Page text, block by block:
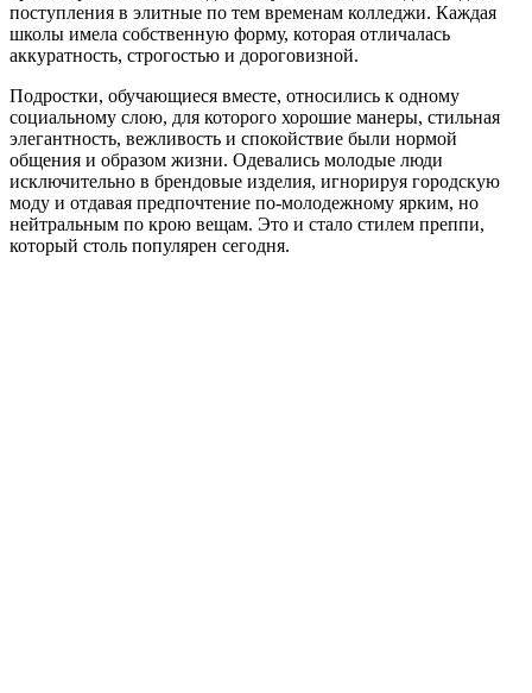
поступления в элитные по тем временам колледжи. Каждая
школы имела собственную форму, которая отличалась
аккуратность, строгостью и дороговизной.
Подростки, обучающиеся вместе, относились к одному
социальному слою, для которого хорошие манеры, стильная
элегантность, вежливость и спокойствие были нормой
общения и образом жизни. Одевались молодые люди
исключительно в брендовые изделия, игнорируя городскую
моду и отдавая предпочтение по-молодежному ярким, но
нейтральным по крою вещам. Это и стало стилем преппи,
который столь популярен сегодня.